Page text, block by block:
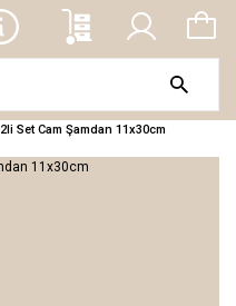
2li Set Cam Şamdan 11x30cm